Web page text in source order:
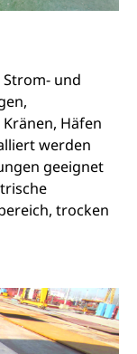
und
Häfen
werden
geeignet
trocken